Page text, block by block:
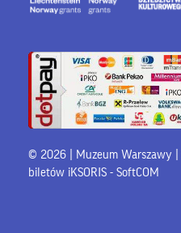
© 2026 | Muzeum Warszawy |
biletów iKSORIS - SoftCOM